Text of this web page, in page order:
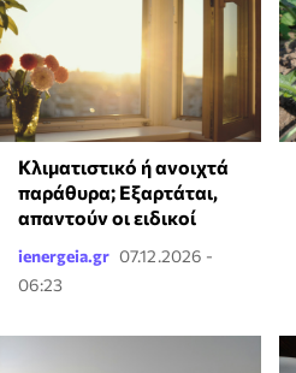
Κλιματιστικό ή ανοιχτά
παράθυρα; Εξαρτάται,
απαντούν οι ειδικοί
ienergeia.gr 07.12.2026 -
06:23